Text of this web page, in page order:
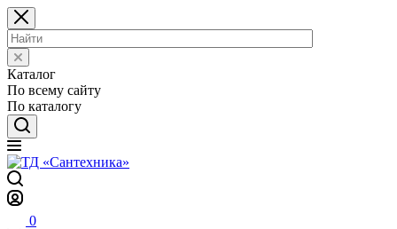
Каталог
По всему сайту
По каталогу
0